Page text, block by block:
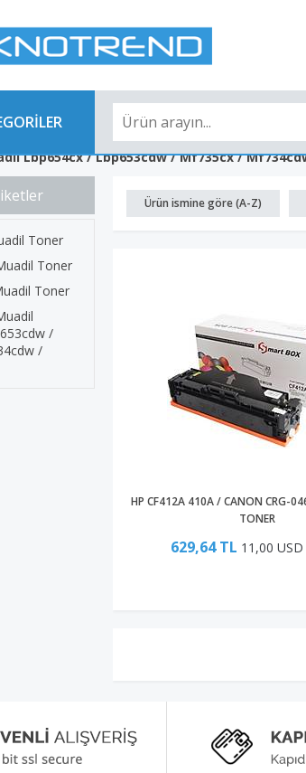
Lbp654cx / Lbp653cdw / Mf735cx /
Toner
Toner
Toner
/
/
Ürün ismine göre (A-Z)
HP CF412A 410A / CANON CRG-
TONER
629,64 TL 11,00